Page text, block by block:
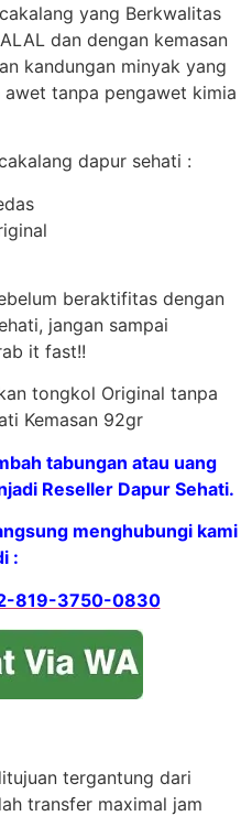
yang Berkwalitas
dan dengan kemasan
kandungan minyak yang
tanpa pengawet kimia
dapur sehati :
beraktifitas dengan
jangan sampai
it fast!!
tongkol Original tanpa
Kemasan 92gr
tabungan atau uang
Reseller Dapur Sehati.
menghubungi kami
:
819-3750-0830
tergantung dari
transfer maximal jam